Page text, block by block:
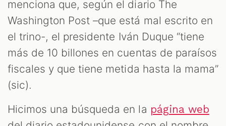
menciona que, según el diario The
Washington Post –que está mal escrito en
el trino-, el presidente Iván Duque “tiene
más de 10 billones en cuentas de paraísos
fiscales y que tiene metida hasta la mama”
(sic).
Hicimos una búsqueda en la página web